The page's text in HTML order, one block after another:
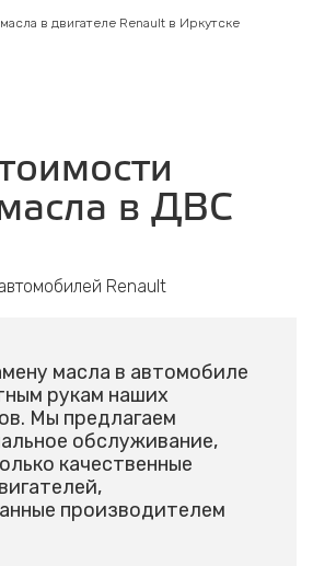
в двигателе Renault в Иркутске
в ДВС
Renault
масла в автомобиле
рукам наших
Мы предлагаем
обслуживание,
качественные
производителем